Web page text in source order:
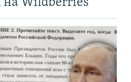
на Wildberries